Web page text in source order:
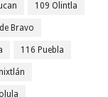
109 Olintla
Bravo
116 Puebla